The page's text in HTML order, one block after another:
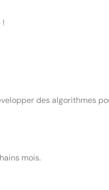
!
des algorithmes
mois.